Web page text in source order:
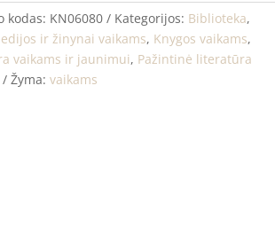
kodas: KN06080 Kategorijos: Biblioteka,
ir žinynai vaikams, Knygos vaikams,
vaikams ir jaunimui, Pažintinė literatūra
Žyma:vaikams